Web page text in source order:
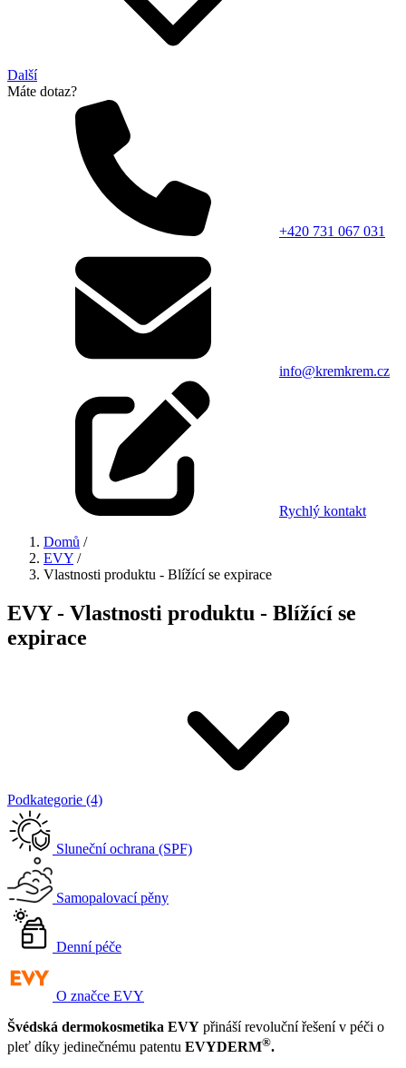
Další
Máte dotaz?
+420 731 067 031
info@kremkrem.cz
Rychlý kontakt
Domů /
EVY /
Vlastnosti produktu - Blížící se expirace
EVY - Vlastnosti produktu - Blížící se
expirace
Podkategorie (4)
Sluneční ochrana (SPF)
Samopalovací pěny
Denní péče
O značce EVY
Švédská dermokosmetika EVY přináší revoluční řešení v péči o
pleť díky jedinečnému patentu EVYDERM®.